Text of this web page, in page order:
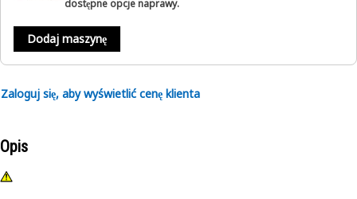
dostępne opcje naprawy.
Dodaj maszynę
Zaloguj się, aby wyświetlić cenę klienta
Opis